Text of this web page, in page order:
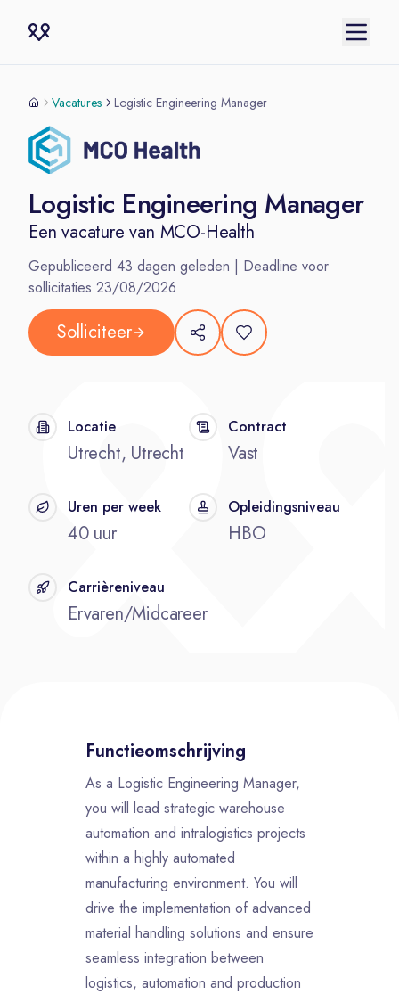
Vacatures Logistic Engineering Manager
Logistic Engineering Manager
Een vacature van MCO-Health
Gepubliceerd 43 dagen geleden | Deadline voor
sollicitaties 23/08/2026
Solliciteer
Locatie
Utrecht, Utrecht
Contract
Vast
Uren per week
40 uur
Opleidingsniveau
HBO
Carrièreniveau
Ervaren/Midcareer
Functieomschrijving
As a Logistic Engineering Manager,
you will lead strategic warehouse
automation and intralogistics projects
within a highly automated
manufacturing environment. You will
drive the implementation of advanced
material handling solutions and ensure
seamless integration between
logistics, automation and production